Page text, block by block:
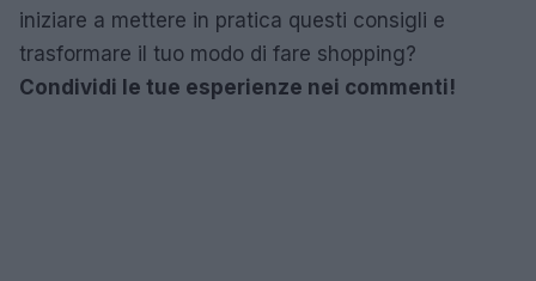
iniziare a mettere in pratica questi consigli e
trasformare il tuo modo di fare shopping?
Condividi le tue esperienze nei commenti!